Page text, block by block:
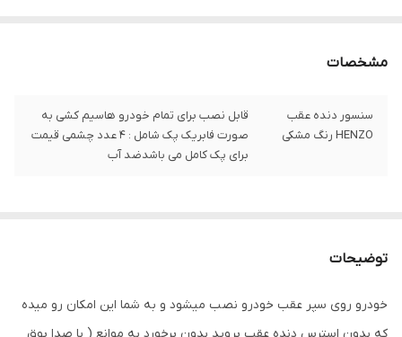
مشخصات
سنسور دنده عقب
HENZO رنگ مشکی
قابل نصب برای تمام خودرو هاسیم کشی به
صورت فابریک پک شامل : 4 عدد چشمی قیمت
برای پک کامل می باشدضد آب
توضیحات
خودرو روی سپر عقب خودرو نصب میشود و به شما این امکان رو میده